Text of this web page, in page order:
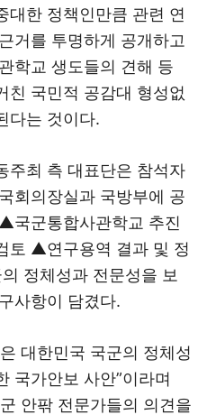
대한 정책인만큼 관련 연
거를 투명하게 공개하고
학교 생도들의 견해 등
친 국민적 공감대 형성없
다는 것이다.
주최 측 대표단은 참석자
회의장실과 국방부에 공
국군통합사관학교 추진
토 ▲연구용역 결과 및 정
정체성과 전문성을 보
사항이 담겼다.
대한민국 국군의 정체성
국가안보 사안”이라며
안팎 전문가들의 의견을